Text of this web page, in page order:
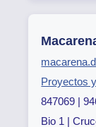
Proyectos
847069 |
Bio 1 |